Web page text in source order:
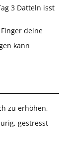
3 Datteln isst
deine
kann
zu erhöhen,
gestresst